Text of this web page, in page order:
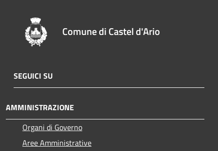
Comune di Castel d'Ario
SEGUICI SU
AMMINISTRAZIONE
Organi di Governo
Aree Amministrative